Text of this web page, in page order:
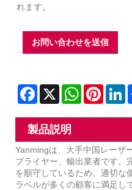
れます。
お問い合わせを送信
Facebook
X WhatsApp
製品説明
Yanmingは、大手中国レーザ
プライヤー、輸出業者です。
を順守しているため、適切な
ラベルが多くの顧客に満足し